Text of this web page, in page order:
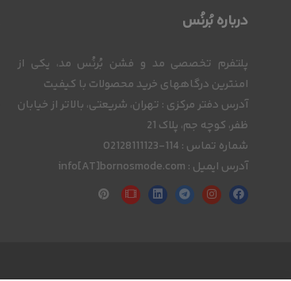
درباره بُرنُس
پلتفرم تخصصی مد و فشن بُرنُس مد، یکی از
امنترین درگاههای خرید محصولات با کیفیت
آدرس دفتر مرکزی : تهران، شریعتی، بالاتر از خیابان
ظفر، کوچه جم، پلاک 21
شماره تماس : 114-02128111123
آدرس ایمیل : info[AT]bornosmode.com